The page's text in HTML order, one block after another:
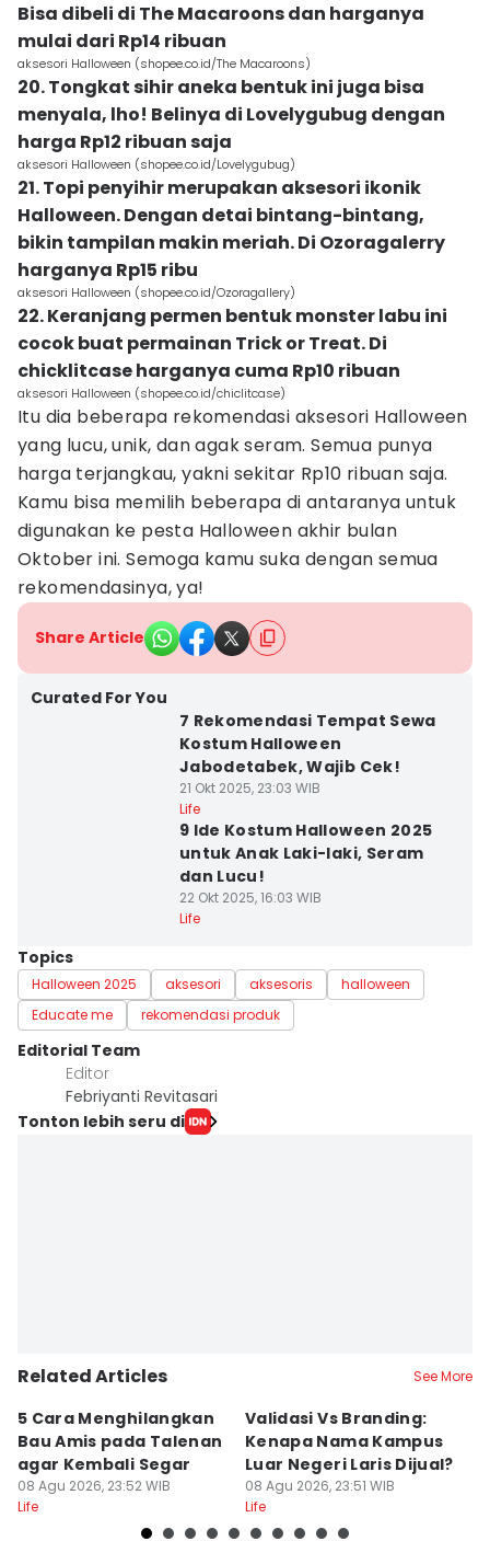
Bisa dibeli di The Macaroons dan harganya
mulai dari Rp14 ribuan
aksesori Halloween (shopee.co.id/The Macaroons)
20. Tongkat sihir aneka bentuk ini juga bisa
menyala, lho! Belinya di Lovelygubug dengan
harga Rp12 ribuan saja
aksesori Halloween (shopee.co.id/Lovelygubug)
21. Topi penyihir merupakan aksesori ikonik
Halloween. Dengan detai bintang-bintang,
bikin tampilan makin meriah. Di Ozoragalerry
harganya Rp15 ribu
aksesori Halloween (shopee.co.id/Ozoragallery)
22. Keranjang permen bentuk monster labu ini
cocok buat permainan Trick or Treat. Di
chicklitcase harganya cuma Rp10 ribuan
aksesori Halloween (shopee.co.id/chiclitcase)
Itu dia beberapa rekomendasi aksesori Halloween
yang lucu, unik, dan agak seram. Semua punya
harga terjangkau, yakni sekitar Rp10 ribuan saja.
Kamu bisa memilih beberapa di antaranya untuk
digunakan ke pesta Halloween akhir bulan
Oktober ini. Semoga kamu suka dengan semua
rekomendasinya, ya!
Share Article
Curated For You
7 Rekomendasi Tempat Sewa
Kostum Halloween
Jabodetabek, Wajib Cek!
21 Okt 2025, 23:03 WIB
Life
9 Ide Kostum Halloween 2025
untuk Anak Laki-laki, Seram
dan Lucu!
22 Okt 2025, 16:03 WIB
Life
Topics
Halloween 2025 aksesori aksesoris
halloween
Educate me
rekomendasi produk
Editorial Team
Editor
Febriyanti Revitasari
Tonton lebih seru di
Related Articles See More
5 Cara Menghilangkan
Bau Amis pada Talenan
agar Kembali Segar
08 Agu 2026, 23:52 WIB
Life
Validasi Vs Branding:
Kenapa Nama Kampus
Luar Negeri Laris Dijual?
08 Agu 2026, 23:51 WIB
Life